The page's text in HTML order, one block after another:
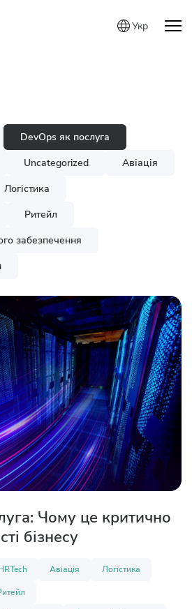
Укр
DevOps як послуга
Uncategorized
Авіація
Логістика
Ритейл
забезпечення
Чому це критично
бізнесу
Авіація Логістика